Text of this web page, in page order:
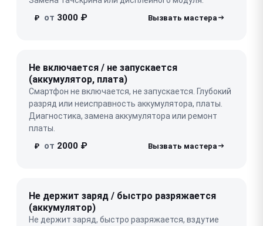
₽ от 3000 ₽
Не включается / не запускается
(аккумулятор, плата)
Смартфон не включается, не запускается. Глубокий
разряд или неисправность аккумулятора, платы.
Диагностика, замена аккумулятора или ремонт
платы.
₽ от 2000 ₽
Не держит заряд / быстро разряжается
(аккумулятор)
Не держит заряд, быстро разряжается, вздутие